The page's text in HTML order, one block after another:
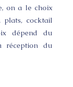
on a le choix
cocktail
dépend du
réception du